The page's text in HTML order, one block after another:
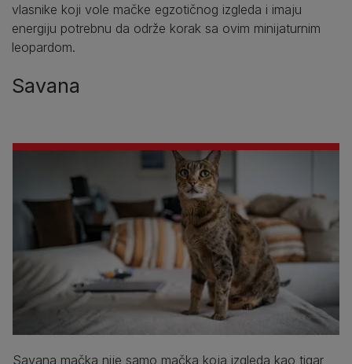
vlasnike koji vole mačke egzotičnog izgleda i imaju
energiju potrebnu da održe korak sa ovim minijaturnim
leopardom.
Savana
Savana mačka nije samo mačka koja izgleda kao tigar,